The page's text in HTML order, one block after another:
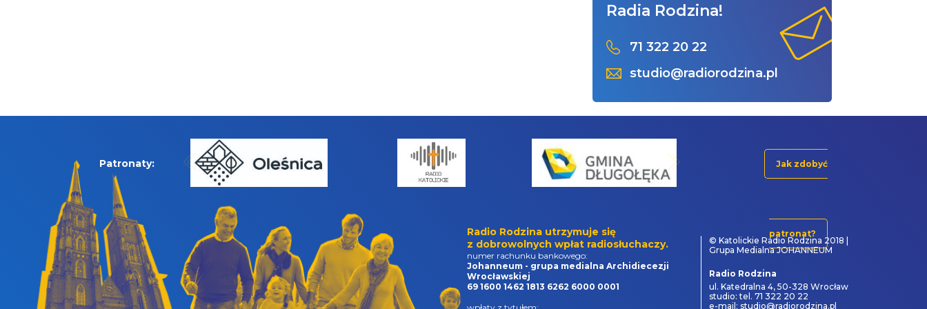
Radia Rodzina!
71 322 20 22
studio@radiorodzina.pl
Patronaty: Jak zdobyć
patronat?
Radio Rodzina utrzymuje się
z dobrowolnych wpłat radiosłuchaczy.
numer rachunku bankowego:
Johanneum - grupa medialna Archidiecezji
Wrocławskiej
69 1600 1462 1813 6262 6000 0001
© Katolickie Radio Rodzina 2018 |
Grupa Medialna JOHANNEUM
Radio Rodzina
ul. Katedralna 4, 50-328 Wrocław
studio: tel. 71 322 20 22
e-mail: studio@radiorodzina.pl